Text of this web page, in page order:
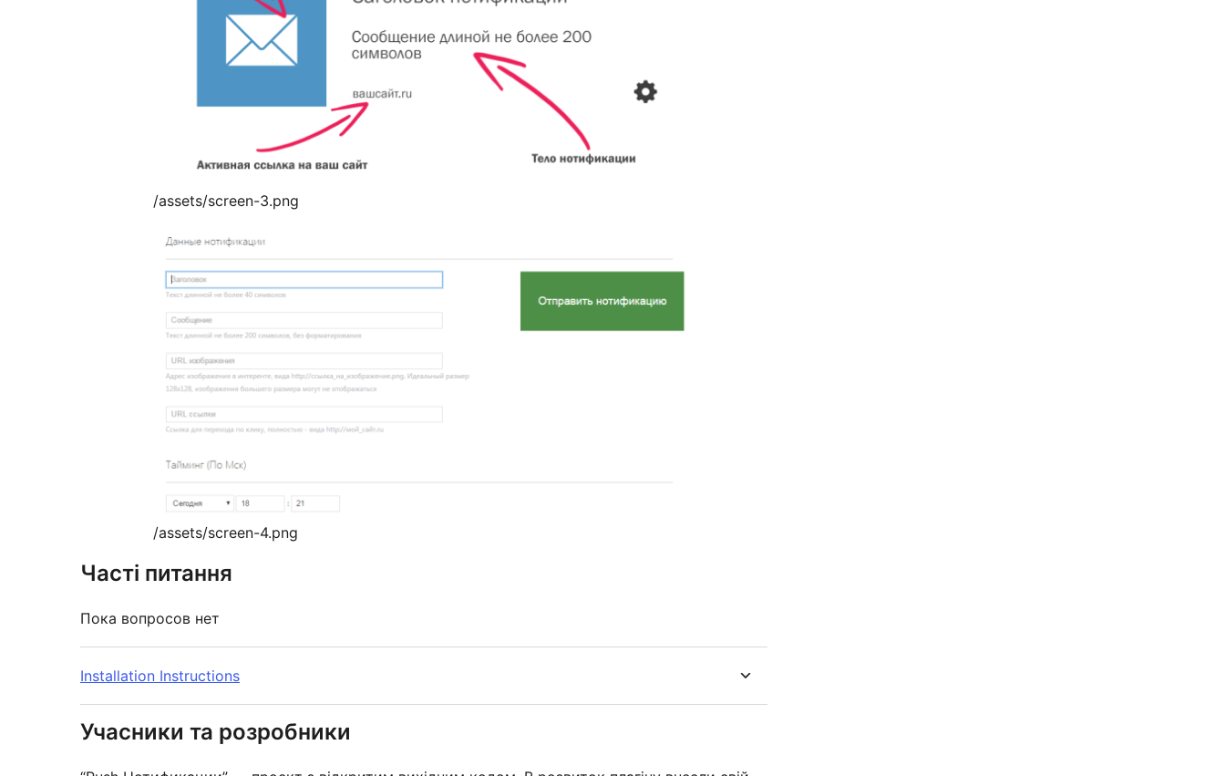
/assets/screen-3.png
/assets/screen-4.png
Часті питання
Пока вопросов нет
Installation Instructions
Учасники та розробники